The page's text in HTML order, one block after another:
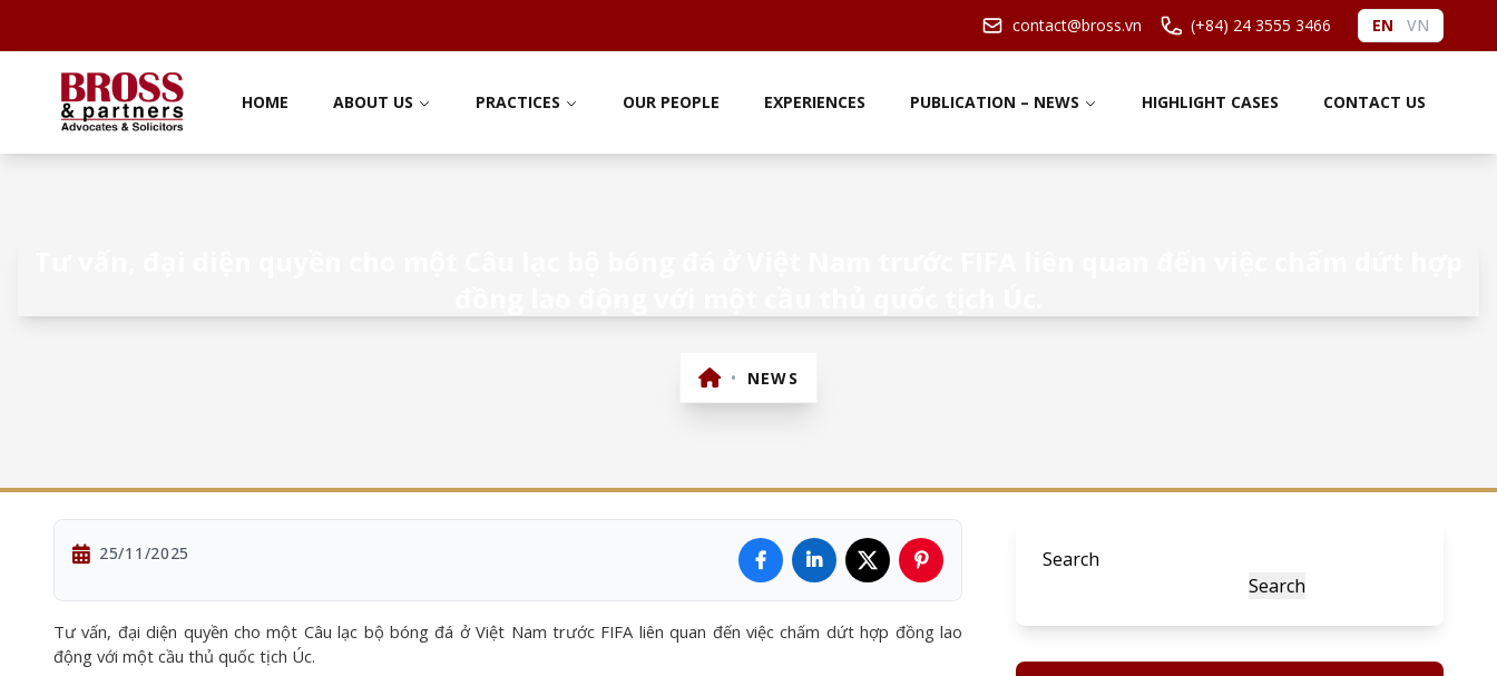
contact@bross.vn (+84) 24 3555 3466 EN VN
HOME ABOUT US PRACTICES OUR PEOPLE EXPERIENCES PUBLICATION – NEWS HIGHLIGHT CASES CONTACT US
• NEWS
25/11/2025
Tư vấn, đại diện quyền cho một Câu lạc bộ bóng đá ở Việt Nam trước FIFA liên quan đến việc chấm dứt hợp đồng lao
động với một cầu thủ quốc tịch Úc.
Search
Search